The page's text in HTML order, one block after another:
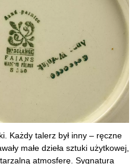
Każdy talerz był inny – ręczne
małe dzieła sztuki użytkowej,
atmosferę. Sygnatura